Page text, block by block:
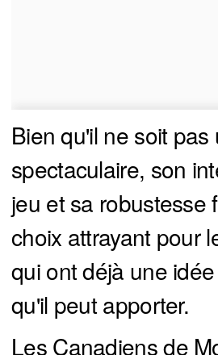
Bien qu'il ne soit
spectaculaire, son
jeu et sa robustesse
choix attrayant pour
qui ont déjà une
qu'il peut apporter.
Les Canadiens de